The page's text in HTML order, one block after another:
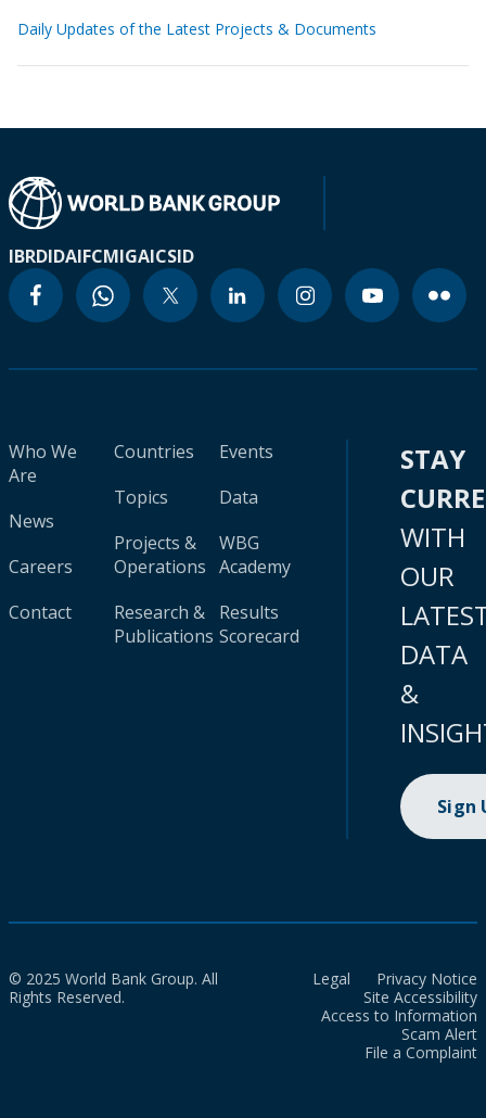
Daily Updates of the Latest Projects & Documents
IBRDIDAIFCMIGAICSID
Who We
Are
News
Careers
Contact
Countries
Topics
Projects &
Operations
Research &
Publications
Events
Data
WBG
Academy
Results
Scorecard
STAY
WITH
OUR
DATA
&
Sign
© 2025 World Bank Group. All
Rights Reserved.
Legal
Privacy Notice
Site Accessibility
Access to Information
Scam Alert
File a Complaint